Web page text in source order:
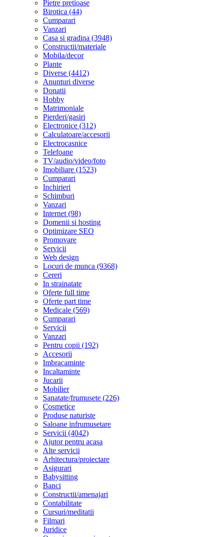
Pietre pretioase
Birotica (44)
Cumparari
Vanzari
Casa si gradina (3948)
Constructii/materiale
Mobila/decor
Plante
Diverse (4412)
Anunturi diverse
Donatii
Hobby
Matrimoniale
Pierderi/gasiri
Electronice (312)
Calculatoare/accesorii
Electrocasnice
Telefoane
TV/audio/video/foto
Imobiliare (1523)
Cumparari
Inchirieri
Schimburi
Vanzari
Internet (98)
Domenii si hosting
Optimizare SEO
Promovare
Servicii
Web design
Locuri de munca (9368)
Cereri
In strainatate
Oferte full time
Oferte part time
Medicale (569)
Cumparari
Servicii
Vanzari
Pentru copii (192)
Accesorii
Imbracaminte
Incaltaminte
Jucarii
Mobilier
Sanatate/frumusete (226)
Cosmetice
Produse naturiste
Saloane infrumusetare
Servicii (4042)
Ajutor pentru acasa
Alte servicii
Arhitectura/proiectare
Asigurari
Babysitting
Banci
Constructii/amenajari
Contabilitate
Cursuri/meditatii
Filmari
Juridice